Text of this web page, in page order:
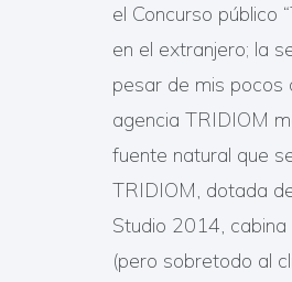
el Concurso público
en el extranjero; la
pesar de mis pocos
agencia TRIDIOM
fuente natural que
TRIDIOM, dotada
Studio 2014,
(pero sobretodo al